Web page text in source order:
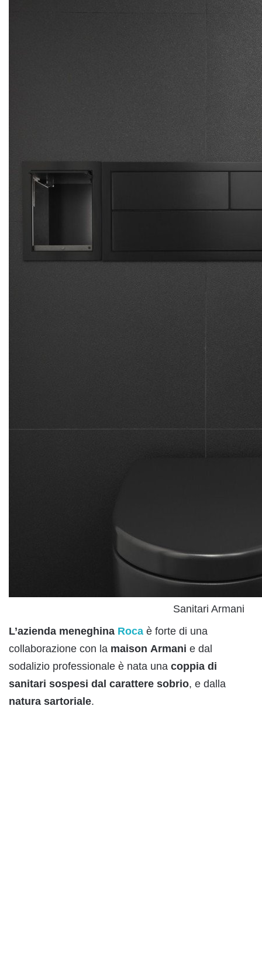
Sanitari Armani
L’azienda meneghina Roca è forte di una
collaborazione con la maison Armani e dal
sodalizio professionale è nata una coppia di
sanitari sospesi dal carattere sobrio, e dalla
natura sartoriale.